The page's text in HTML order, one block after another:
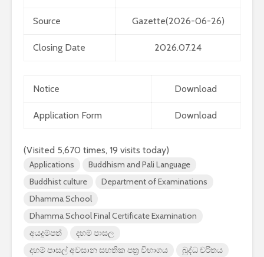
Source Gazette(2026-06-26)
Closing Date 2026.07.24
Notice Download
Application Form Download
(Visited 5,670 times, 19 visits today)
Applications
Buddhism and Pali Language
Buddhist culture
Department of Examinations
Dhamma School
Dhamma School Final Certificate Examination
අයදුම්පත්
දහම් පාසල
දහම් පාසල් අවසාන සහතික පත්‍ර විභාගය
බුද්ධ චරිතය
2026 යාවත්කාලීනය
නියමිතයි.
බැවින්